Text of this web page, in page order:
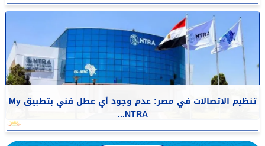
تنظيم الاتصالات في مصر: عدم وجود أي عطل فني بتطبيق My
NTRA...